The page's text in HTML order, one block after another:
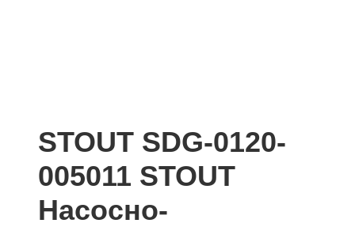
STOUT SDG-0120-
005011 STOUT
Насосно-